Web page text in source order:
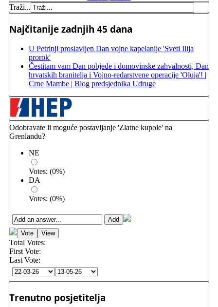
Traži...
Najčitanije zadnjih 45 dana
U Petrinji proslavljen Dan vojne kapelanije 'Sveti Ilija
prorok'
Čestitam vam Dan pobjede i domovinske zahvalnosti, Dan
hrvatskih branitelja i Vojno-redarstvene operacije 'Oluja'! |
Crne Mambe | Blog predsjednika Udruge
Odobravate li moguće postavljanje 'Zlatne kupole' na
Grenlandu?
NE
Votes: (0%)
DA
Votes: (0%)
Total Votes:
First Vote:
Last Vote:
Trenutno posjetitelja